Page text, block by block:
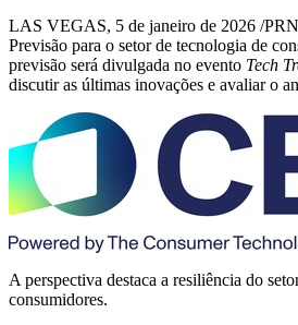
LAS VEGAS, 5 de janeiro de 2026 /
Previsão para o setor de tecnologia de
previsão será divulgada no evento Tech
discutir as últimas inovações e avaliar o
A perspectiva destaca a resiliência do
consumidores.